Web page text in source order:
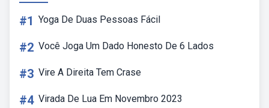
#1 Yoga De Duas Pessoas Fácil
#2 Você Joga Um Dado Honesto De 6 Lados
#3 Vire A Direita Tem Crase
#4 Virada De Lua Em Novembro 2023